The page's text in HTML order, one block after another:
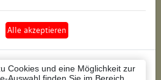
Alle akzeptieren
Cookies und eine Möglichkeit zur
keine
keiner